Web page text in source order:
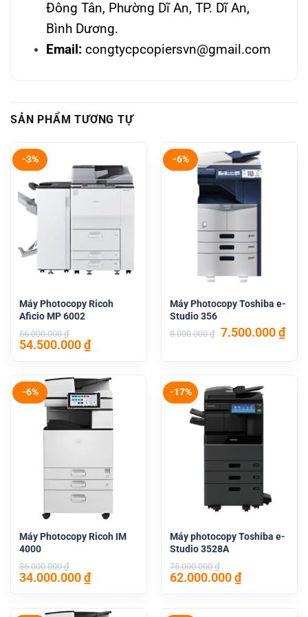
Đông Tân, Phường Dĩ An, TP. Dĩ An,
Bình Dương.
Email:congtycpcopiersvn@gmail.com
SẢN PHẨM TƯƠNG TỰ
-3%
Máy Photocopy Ricoh
Aficio MP 6002
56.000.000₫
Giá
56.000.000 ₫.
54.500.000₫Giá
hiện
là:
54.500.000 ₫.
-6%
Máy Photocopy Toshiba e-
Studio 356
8.000.000₫ Giá
7.500.000₫Giá
hiện
-6%
Máy Photocopy Ricoh IM
4000
36.000.000₫
Giá
36.000.000 ₫.
34.000.000₫Giá
hiện
là:
-17%
Máy photocopy Toshiba e-
Studio 3528A
75.000.000₫
Giá
75.000.000 ₫.
62.000.000₫Giá
hiện